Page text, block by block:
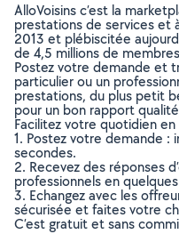
AlloVoisins c’est la
prestations de services et
2013 et plébiscitée
de 4,5 millions de
Postez votre demande et
particulier ou un
prestations, du plus petit
pour un bon rapport
Facilitez votre quotidien
1. Postez votre demande :
secondes.
2. Recevez des réponses
professionnels en
3. Echangez avec les
sécurisée et faites votre
C’est gratuit et sans